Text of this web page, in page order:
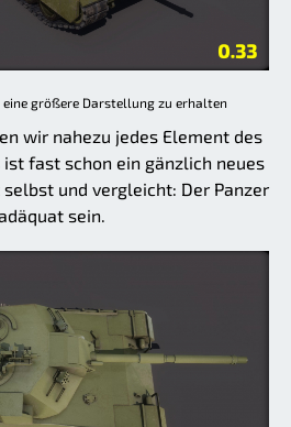
größere Darstellung zu erhalten
wir nahezu jedes Element des
fast schon ein gänzlich neues
und vergleicht: Der Panzer
sein.